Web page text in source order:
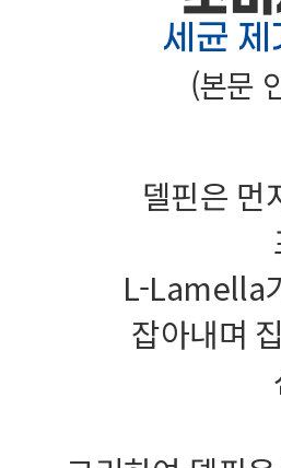
세균 제
(본문
델핀은 먼
L-Lamella
잡아내며